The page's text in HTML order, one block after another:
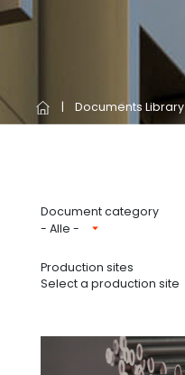
Documents Library
Document category
- Alle -
Production sites
Select a production site